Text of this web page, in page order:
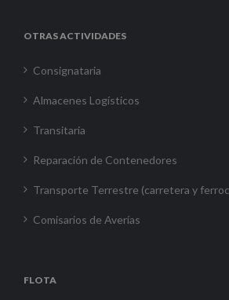
OTRAS ACTIVIDADES
Consignataria
Almacenes Logísticos
Transitaria
Reparación de Contenedores
Transporte Terrestre (carretera y
Comisarios de Averías
FLOTA